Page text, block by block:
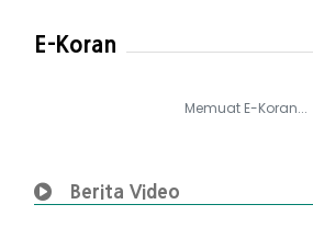
E-Koran
Memuat E-Koran...
Berita Video